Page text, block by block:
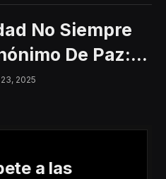
Gratuito
No Siempre
De Paz:
Los
Y Niñas
2025
a las